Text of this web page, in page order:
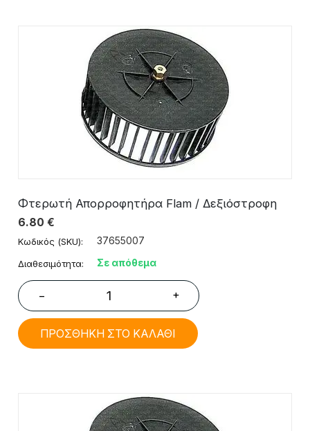
Φτερωτή Απορροφητήρα Flam / Δεξιόστροφη
6.80 €
Κωδικός (SKU): 37655007
Διαθεσιμότητα: Σε απόθεμα
− +
ΠΡΟΣΘΗΚΗ ΣΤΟ ΚΑΛΑΘΙ